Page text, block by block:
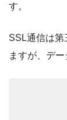
す。
SSL通信は第
ますが、デ